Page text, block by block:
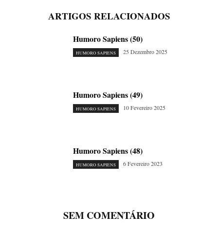
ARTIGOS RELACIONADOS
Humoro Sapiens (50)
HUMORO SAPIENS 25 Dezembro 2025
Humoro Sapiens (49)
HUMORO SAPIENS 10 Fevereiro 2025
Humoro Sapiens (48)
HUMORO SAPIENS 6 Fevereiro 2023
SEM COMENTÁRIO